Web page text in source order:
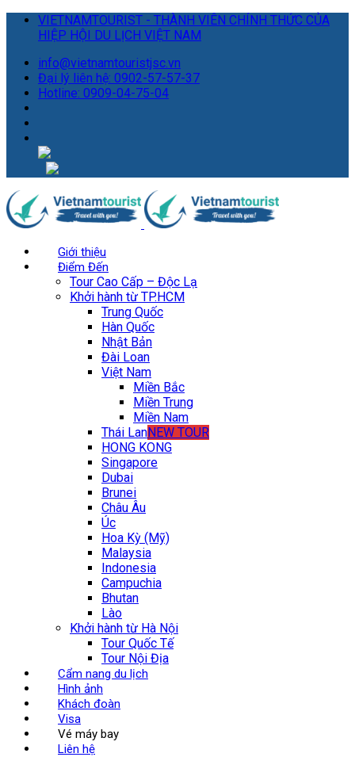
VIETNAMTOURIST - THÀNH VIÊN CHÍNH THỨC CỦA
HIỆP HỘI DU LỊCH VIỆT NAM
info@vietnamtouristjsc.vn
Đại lý liên hệ: 0902-57-57-37
Hotline: 0909-04-75-04
Giới thiệu
Điểm Đến
Tour Cao Cấp – Độc Lạ
Khởi hành từ TP.HCM
Trung Quốc
Hàn Quốc
Nhật Bản
Đài Loan
Việt Nam
Miền Bắc
Miền Trung
Miền Nam
Thái LanNEW TOUR
HONG KONG
Singapore
Dubai
Brunei
Châu Âu
Úc
Hoa Kỳ (Mỹ)
Malaysia
Indonesia
Campuchia
Bhutan
Lào
Khởi hành từ Hà Nội
Tour Quốc Tế
Tour Nội Địa
Cẩm nang du lịch
Hình ảnh
Khách đoàn
Visa
Vé máy bay
Liên hệ